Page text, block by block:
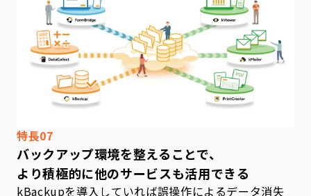
特長07
バックアップ環境を整えることで、
より積極的に他のサービスも活用できる
kBackupを導入していれば誤操作によるデータ消失